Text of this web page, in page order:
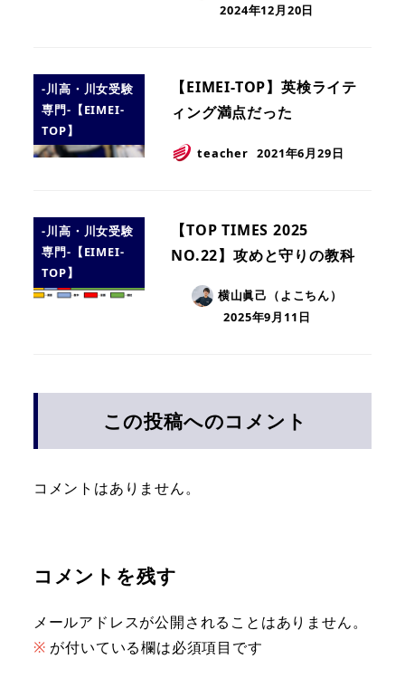
2024年12月20日
-川高・川女受験
専門-【EIMEI-
TOP】
【EIMEI-TOP】英検ライテ
ィング満点だった
teacher 2021年6月29日
-川高・川女受験
専門-【EIMEI-
TOP】
【TOP TIMES 2025
NO.22】攻めと守りの教科
横山眞己（よこちん）
2025年9月11日
この投稿へのコメント
コメントはありません。
コメントを残す
メールアドレスが公開されることはありません。
※ が付いている欄は必須項目です